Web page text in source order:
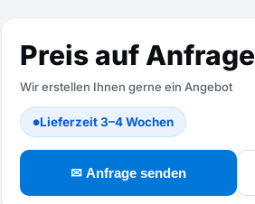
Preis auf Anfrage
Wir erstellen Ihnen gerne ein Angebot
●Lieferzeit 3–4 Wochen
✉ Anfrage senden